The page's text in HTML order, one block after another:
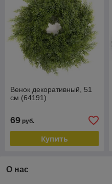
Венок декоративный, 51
см (64191)
69 руб.
Купить
О нас